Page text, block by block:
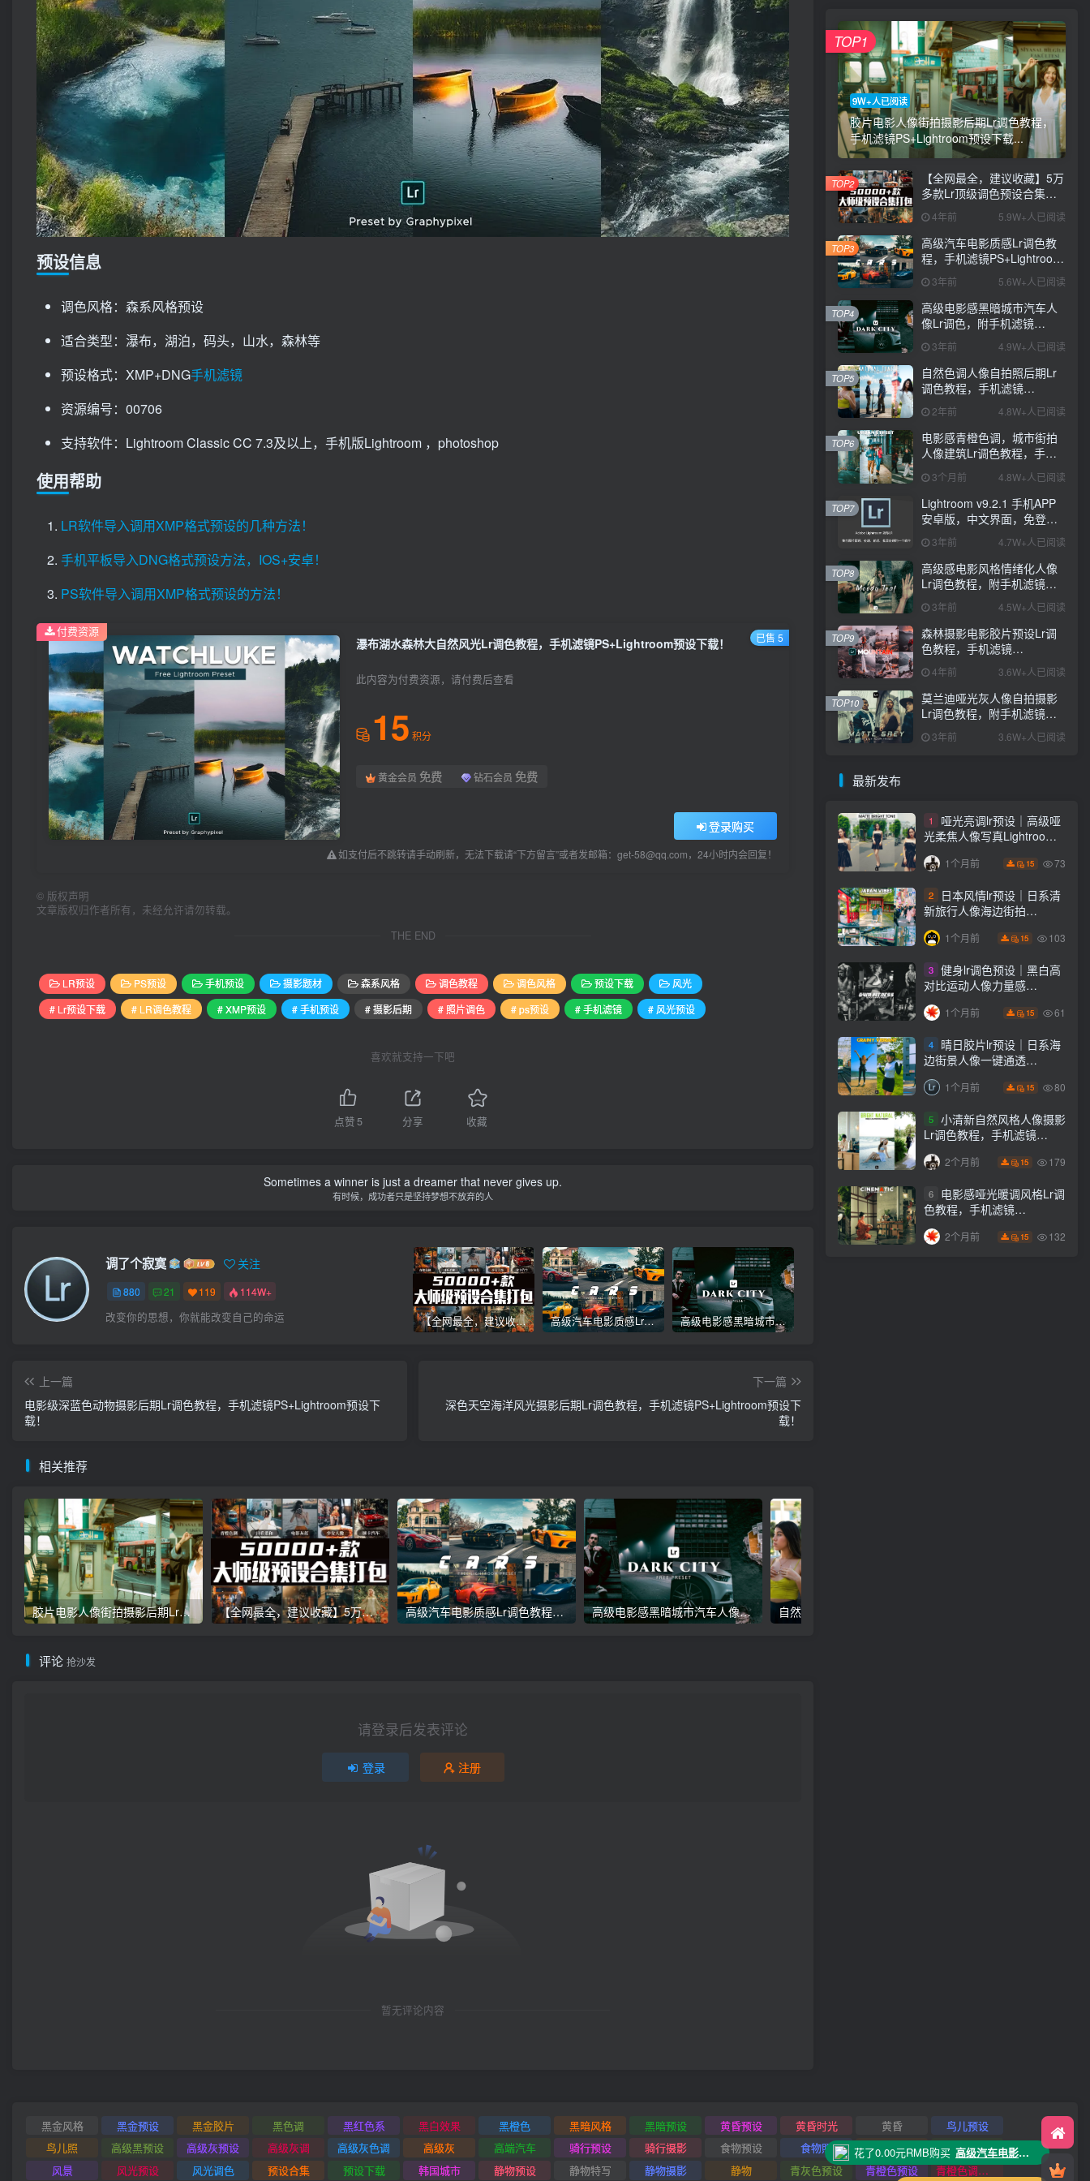
预设信息
调色风格：森系风格预设
适合类型：瀑布，湖泊，码头，山水，森林等
预设格式：XMP+DNG手机滤镜
资源编号：00706
支持软件：Lightroom Classic CC 7.3及以上，手机版Lightroom ，photoshop
使用帮助
LR软件导入调用XMP格式预设的几种方法！
手机平板导入DNG格式预设方法，IOS+安卓！
PS软件导入调用XMP格式预设的方法！
瀑布湖水森林大自然风光Lr调色教程，手机滤镜PS+Lightroom预设下载！
此内容为付费资源，请付费后查看
15 积分
黄金会员 免费 钻石会员 免费
登录购买
如支付后不跳转请手动刷新，无法下载请“下方留言”或者发邮箱：get-58@qq.com，24小时内会回复！
付费资源 已售 5
© 版权声明
文章版权归作者所有，未经允许请勿转载。
THE END
LR预设 PS预设 手机预设 摄影题材 森系风格 调色教程 调色风格 预设下载
风光
# Lr预设下载
# LR调色教程 # XMP预设 # 手机预设 # 摄影后期 # 照片调色 # ps预设 # 手机滤镜 # 风光预设
喜欢就支持一下吧
点赞 5 分享 收藏
Sometimes a winner is just a dreamer that never gives up.
有时候，成功者只是坚持梦想不放弃的人
调了个寂寞 关注
880 21 119 114W+
改变你的思想，你就能改变自己的命运 【全网最全，建议收藏】5万多款Lr顶级调色预设合集，精心整理，分类清晰，摄影师调色师必备素材，够用一辈子！ 高级汽车电影质感Lr调色教程，手机滤镜PS+Lightroom预设下载！ 高级电影感黑暗城市汽车人像Lr调色，附手机滤镜PS+Lightroom预设下载！
上一篇
电影级深蓝色动物摄影后期Lr调色教程，手机滤镜PS+Lightroom预设下
载！
下一篇
深色天空海洋风光摄影后期Lr调色教程，手机滤镜PS+Lightroom预设下
载！
相关推荐
胶片电影人像街拍摄影后期Lr调色教程，手机滤镜PS+Lightroom预设下载！ 【全网最全，建议收藏】5万多款Lr顶级调色预设合集，精心整理，分类清晰，摄影师调色师必备素材，够用一辈子！ 高级汽车电影质感Lr调色教程，手机滤镜PS+Lightroom预设下载！ 高级电影感黑暗城市汽车人像Lr调色，附手机滤镜PS+Lightroom预设下载！
评论 抢沙发
请登录后发表评论
登录 注册
暂无评论内容
9W+人已阅读
胶片电影人像街拍摄影后期Lr调色教程，
手机滤镜PS+Lightroom预设下载...
TOP1
【全网最全，建议收藏】5万
多款Lr顶级调色预设合集，
精心整理，分类清晰，摄影
师调色师必备素材，够用一
辈子！
4年前 5.9W+人已阅读
TOP2
高级汽车电影质感Lr调色教
程，手机滤镜PS+Lightroom
预设下载！
3年前 5.6W+人已阅读
TOP3
高级电影感黑暗城市汽车人
像Lr调色，附手机滤镜
PS+Lightroom预设下载！
3年前 4.9W+人已阅读
TOP4
自然色调人像自拍照后期Lr
调色教程，手机滤镜
PS+Lightroom预设下载！
2年前 4.8W+人已阅读
TOP5
电影感青橙色调，城市街拍
人像建筑Lr调色教程，手机
滤镜PS+Lightroom预设下
载！3个月前 4.8W+人已阅读
TOP6
Lightroom v9.2.1 手机APP
安卓版，中文界面，免登录
直接激活破解版！
3年前 4.7W+人已阅读
TOP7
高级感电影风格情绪化人像
Lr调色教程，附手机滤镜
PS+Lightroom预设下载！
3年前 4.5W+人已阅读
TOP8
森林摄影电影胶片预设Lr调
色教程，手机滤镜
Lightroom+Ps预设下载！
4年前 3.6W+人已阅读
TOP9
莫兰迪哑光灰人像自拍摄影
Lr调色教程，附手机滤镜
PS+Lightroom预设下载！
3年前 3.6W+人已阅读
TOP10
最新发布
1
哑光亮调lr预设｜高级哑
光柔焦人像写真Lightroom
下载lr调色风格
1个月前 15 73
2
日本风情lr预设｜日系清
新旅行人像海边街拍
Lightroom下载lr调色风格
1个月前 15 103
3 健身lr调色预设｜黑白高
对比运动人像力量感
Lightroom下载lr预设风格
1个月前 15 61
4
晴日胶片lr预设｜日系海
边街景人像一键通透
Lightroom下载lr调色风格
1个月前 15 80
5 小清新自然风格人像摄影
Lr调色教程，手机滤镜
PS+Lightroom预设下载！
2个月前 15 179
6
电影感哑光暖调风格Lr调
色教程，手机滤镜
PS+Lightroom预设下载！
2个月前 15 132
黑金风格 黑金预设 黑金胶片 黑色调 黑红色系 黑白效果 黑橙色 黑暗风格 黑暗预设 黄昏预设 黄昏时光 黄昏
鸟儿预设
鸟儿照
高级黑预设 高级灰预设 高级灰调 高级灰色调 高级灰 高端汽车 骑行预设 骑行摄影 食物预设 食物照 风景预设
风景照
风景
风光预设 风光调色 预设合集 预设下载 韩国城市 静物预设 静物特写 静物摄影 静物 青灰色预设 青橙色预设 青橙色调预设
花了5.00元RMB购买积分